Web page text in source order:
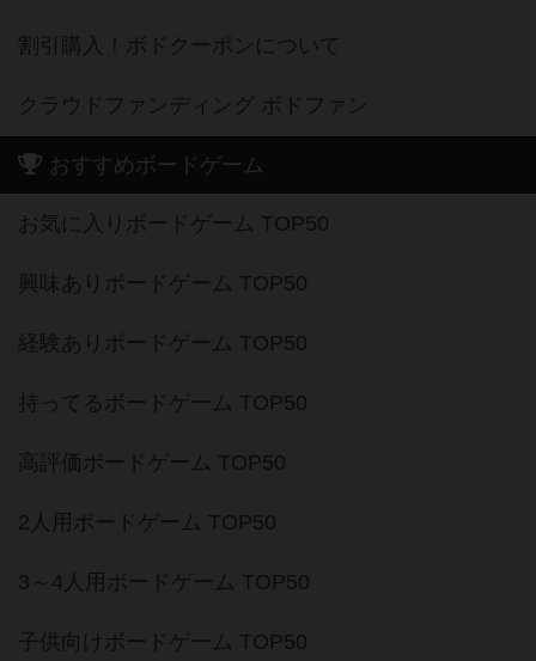
割引購入！ボドクーポンについて
クラウドファンディング ボドファン
おすすめボードゲーム
お気に入りボードゲーム TOP50
興味ありボードゲーム TOP50
経験ありボードゲーム TOP50
持ってるボードゲーム TOP50
高評価ボードゲーム TOP50
2人用ボードゲーム TOP50
3～4人用ボードゲーム TOP50
子供向けボードゲーム TOP50